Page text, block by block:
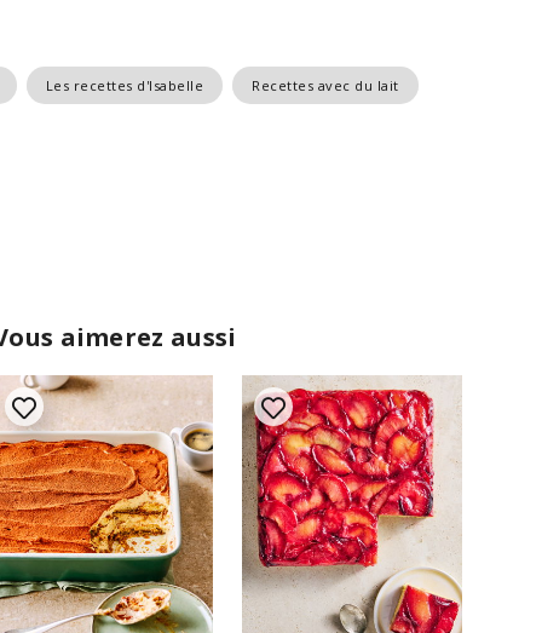
Les recettes d'Isabelle Recettes avec du lait
aimerez aussi